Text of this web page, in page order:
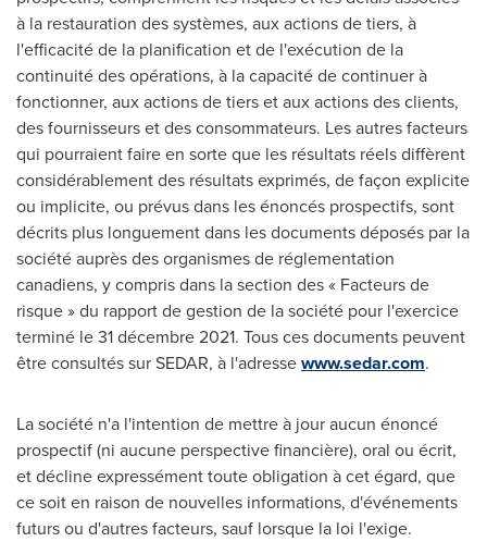
à la restauration des systèmes, aux actions de tiers, à
l'efficacité de la planification et de l'exécution de la
continuité des opérations, à la capacité de continuer à
fonctionner, aux actions de tiers et aux actions des clients,
des fournisseurs et des consommateurs. Les autres facteurs
qui pourraient faire en sorte que les résultats réels diffèrent
considérablement des résultats exprimés, de façon explicite
ou implicite, ou prévus dans les énoncés prospectifs, sont
décrits plus longuement dans les documents déposés par la
société auprès des organismes de réglementation
canadiens, y compris dans la section des « Facteurs de
risque » du rapport de gestion de la société pour l'exercice
terminé le 31 décembre 2021. Tous ces documents peuvent
être consultés sur SEDAR, à l'adressewww.sedar.com.
La société n'a l'intention de mettre à jour aucun énoncé
prospectif (ni aucune perspective financière), oral ou écrit,
et décline expressément toute obligation à cet égard, que
ce soit en raison de nouvelles informations, d'événements
futurs ou d'autres facteurs, sauf lorsque la loi l'exige.